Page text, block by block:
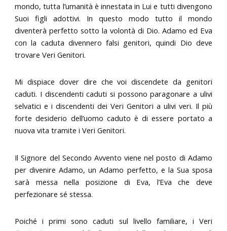
mondo, tutta l’umanità è innestata in Lui e tutti divengono
Suoi figli adottivi. In questo modo tutto il mondo
diventerà perfetto sotto la volontà di Dio. Adamo ed Eva
con la caduta divennero falsi genitori, quindi Dio deve
trovare Veri Genitori.
Mi dispiace dover dire che voi discendete da genitori
caduti. I discendenti caduti si possono paragonare a ulivi
selvatici e i discendenti dei Veri Genitori a ulivi veri. Il più
forte desiderio dell’uomo caduto è di essere portato a
nuova vita tramite i Veri Genitori.
Il Signore del Secondo Avvento viene nel posto di Adamo
per divenire Adamo, un Adamo perfetto, e la Sua sposa
sarà messa nella posizione di Eva, l’Eva che deve
perfezionare sé stessa.
Poiché i primi sono caduti sul livello familiare, i Veri